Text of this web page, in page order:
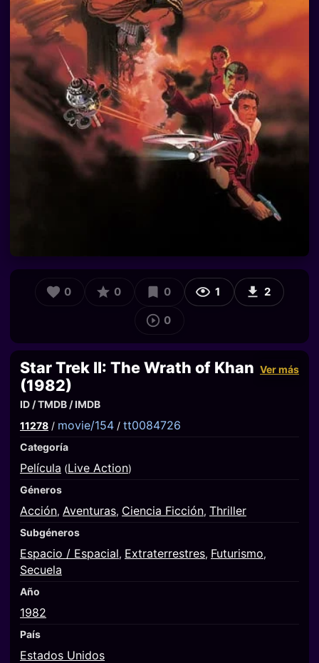
0 0 0 1 2
0
Star Trek II: The Wrath of Khan
(1982)
Ver más
ID / TMDB / IMDB
11278 / movie/154 / tt0084726
Categoría
Película (Live Action)
Géneros
Acción, Aventuras, Ciencia Ficción, Thriller
Subgéneros
Espacio / Espacial, Extraterrestres, Futurismo,
Secuela
Año
1982
País
Estados Unidos